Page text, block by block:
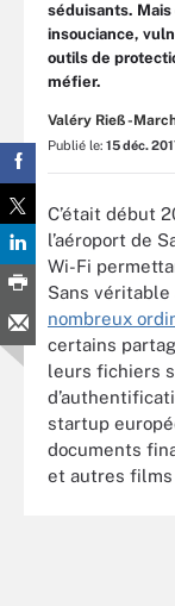
séduisants.
insouciance,
outils de
méfier.
Valéry Rieß-
Publié le: 15 déc.
C’était début
l’aéroport de
Wi-Fi
Sans véritable
nombreux
certains
leurs fichiers
startup
documents
et autres